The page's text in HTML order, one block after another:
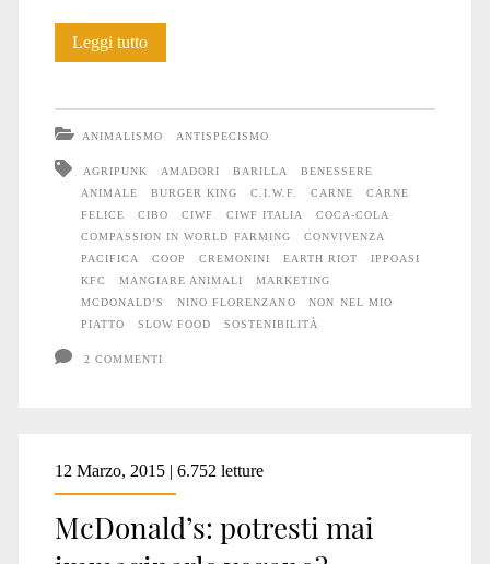
Leggi tuttoLa
felice
ANIMALISMO ANTISPECISMO
AGRIPUNK AMADORI BARILLA
BENESSERE
ANIMALE
BURGER KING C.I.W.F. CARNE
CARNE
FELICE
CIBO CIWF CIWF ITALIA
COCA-COLA
COMPASSION IN WORLD FARMING
CONVIVENZA
PACIFICA
COOP CREMONINI EARTH RIOT
IPPOASI
KFC
MANGIARE ANIMALI
MARKETING
MCDONALD’S
NINO FLORENZANO
NON NEL MIO
PIATTO
SLOW FOOD SOSTENIBILITÀ
2 COMMENTI
12 Marzo, 2015 | 6.752 letture
McDonald’s: potresti mai